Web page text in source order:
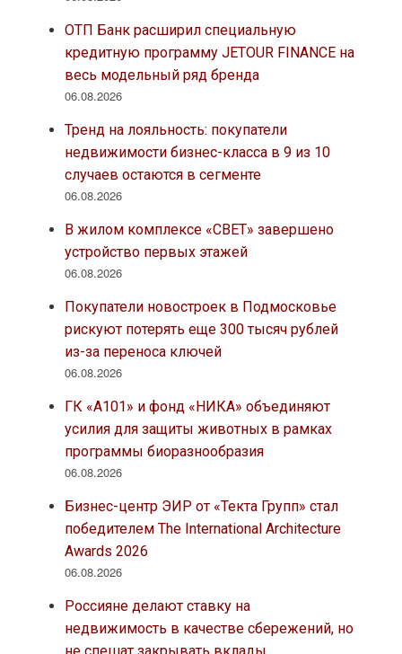
ОТП Банк расширил специальную
кредитную программу JETOUR FINANCE на
весь модельный ряд бренда
06.08.2026
Тренд на лояльность: покупатели
недвижимости бизнес-класса в 9 из 10
случаев остаются в сегменте
06.08.2026
В жилом комплексе «СВЕТ» завершено
устройство первых этажей
06.08.2026
Покупатели новостроек в Подмосковье
рискуют потерять еще 300 тысяч рублей
из-за переноса ключей
06.08.2026
ГК «А101» и фонд «НИКА» объединяют
усилия для защиты животных в рамках
программы биоразнообразия
06.08.2026
Бизнес-центр ЭИР от «Текта Групп» стал
победителем The International Architecture
Awards 2026
06.08.2026
Россияне делают ставку на
недвижимость в качестве сбережений, но